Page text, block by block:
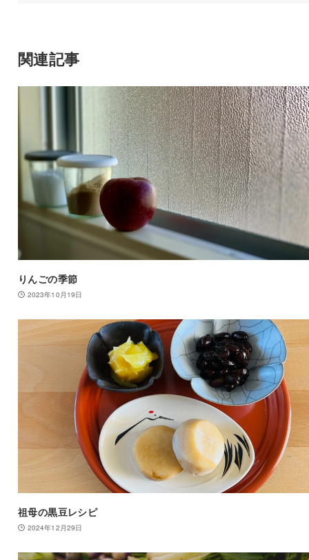
関連記事
りんごの季節
2023年10月19日
祖母の黒豆レシピ
2024年12月29日